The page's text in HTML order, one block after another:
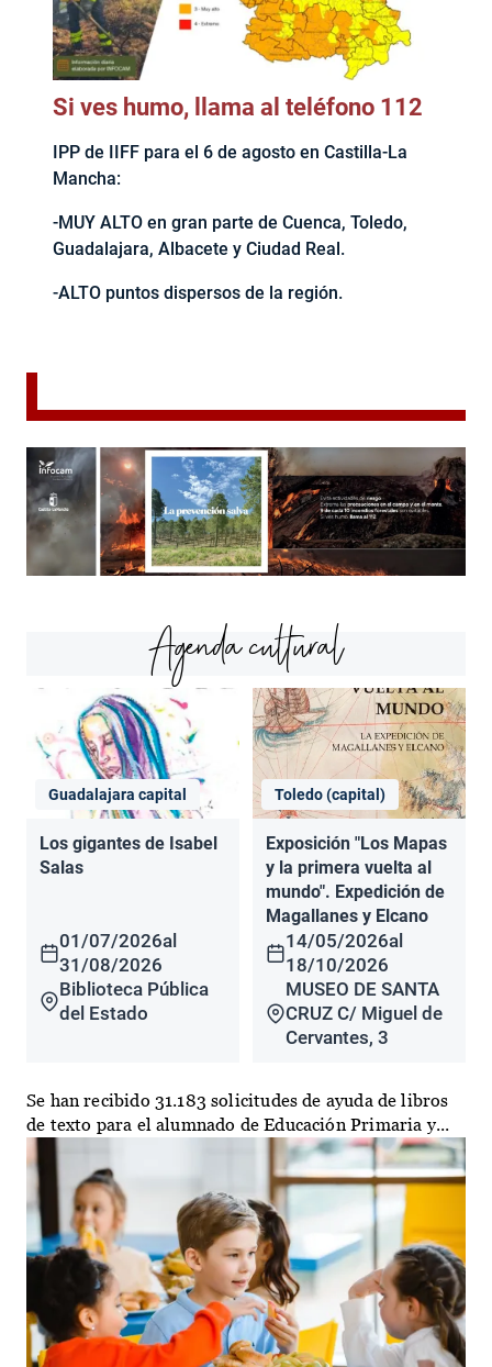
Si ves humo, llama al teléfono 112
IPP de IIFF para el 6 de agosto en Castilla-La
Mancha:
-MUY ALTO en gran parte de Cuenca, Toledo,
Guadalajara, Albacete y Ciudad Real.
-ALTO puntos dispersos de la región.
Agenda cultural
Guadalajara capital
Los gigantes de Isabel
Salas
01/07/2026al
31/08/2026
Biblioteca Pública
del Estado
Toledo (capital)
Exposición "Los Mapas
y la primera vuelta al
mundo". Expedición de
Magallanes y Elcano
14/05/2026al
18/10/2026
MUSEO DE SANTA
CRUZ C/ Miguel de
Cervantes, 3
Se han recibido 31.183 solicitudes de ayuda de libros
de texto para el alumnado de Educación Primaria y...